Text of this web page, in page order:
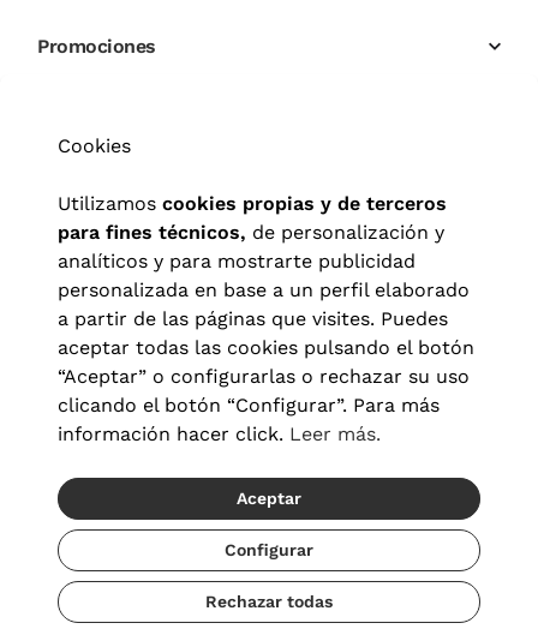
Promociones
Aviso legal|Política de privacidad|Términos y condiciones|
© 2026 Visionlab España
Cookies
Utilizamos cookies propias y de terceros
para fines técnicos, de personalización y
analíticos y para mostrarte publicidad
personalizada en base a un perfil elaborado
a partir de las páginas que visites. Puedes
aceptar todas las cookies pulsando el botón
“Aceptar” o configurarlas o rechazar su uso
clicando el botón “Configurar”. Para más
información hacer click. Leer más.
Aceptar
Configurar
Rechazar todas